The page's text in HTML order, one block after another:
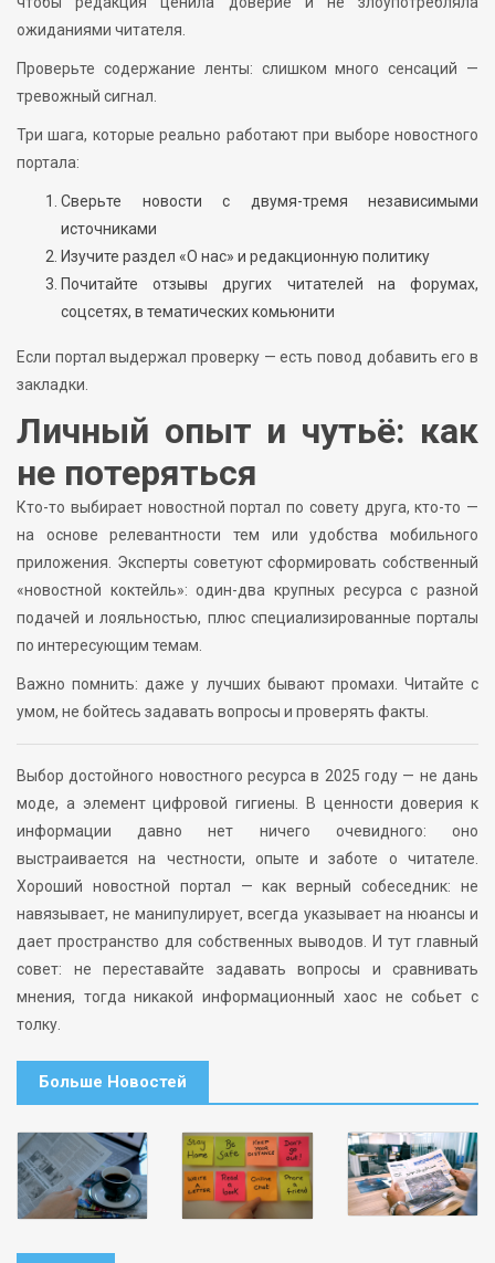
ожиданиями читателя.
Проверьте содержание ленты: слишком много сенсаций —
тревожный сигнал.
Три шага, которые реально работают при выборе новостного
портала:
Сверьте новости с двумя-тремя независимыми
источниками
Изучите раздел «О нас» и редакционную политику
Почитайте отзывы других читателей на форумах,
соцсетях, в тематических комьюнити
Если портал выдержал проверку — есть повод добавить его в
закладки.
Личный опыт и чутьё: как
не потеряться
Кто-то выбирает новостной портал по совету друга, кто-то —
на основе релевантности тем или удобства мобильного
приложения. Эксперты советуют сформировать собственный
«новостной коктейль»: один-два крупных ресурса с разной
подачей и лояльностью, плюс специализированные порталы
по интересующим темам.
Важно помнить: даже у лучших бывают промахи. Читайте с
умом, не бойтесь задавать вопросы и проверять факты.
Выбор достойного новостного ресурса в 2025 году — не дань
моде, а элемент цифровой гигиены. В ценности доверия к
информации давно нет ничего очевидного: оно
выстраивается на честности, опыте и заботе о читателе.
Хороший новостной портал — как верный собеседник: не
навязывает, не манипулирует, всегда указывает на нюансы и
дает пространство для собственных выводов. И тут главный
совет: не переставайте задавать вопросы и сравнивать
мнения, тогда никакой информационный хаос не собьет с
толку.
Больше Новостей